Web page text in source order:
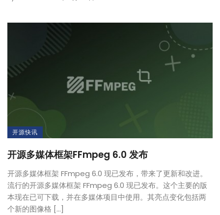
开源快讯
开源多媒体框架FFmpeg 6.0 发布
开源多媒体框架 FFmpeg 6.0 现已发布，带来了更新和改进。
流行的开源多媒体框架 FFmpeg 6.0 现已发布。这个主要的版
本现在已可下载，并在多媒体项目中使用。其亮点变化包括两
个新的图像格 […]